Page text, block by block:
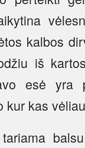
kalbos
iš
esė yra
kur kas